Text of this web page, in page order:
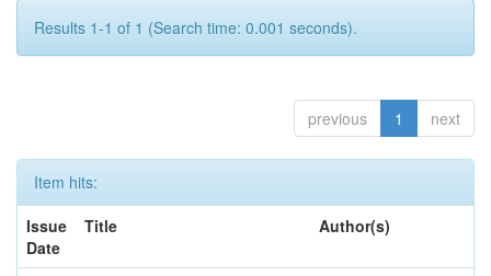
Results 1-1 of 1 (Search time: 0.001 seconds).
previous 1 next
Item hits:
Issue
Date
Title Author(s)